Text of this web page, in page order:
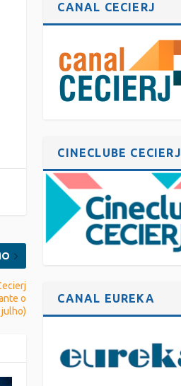
o
julho)
CANAL CECIERJ
CINECLUBE CECIERJ
CANAL EUREKA